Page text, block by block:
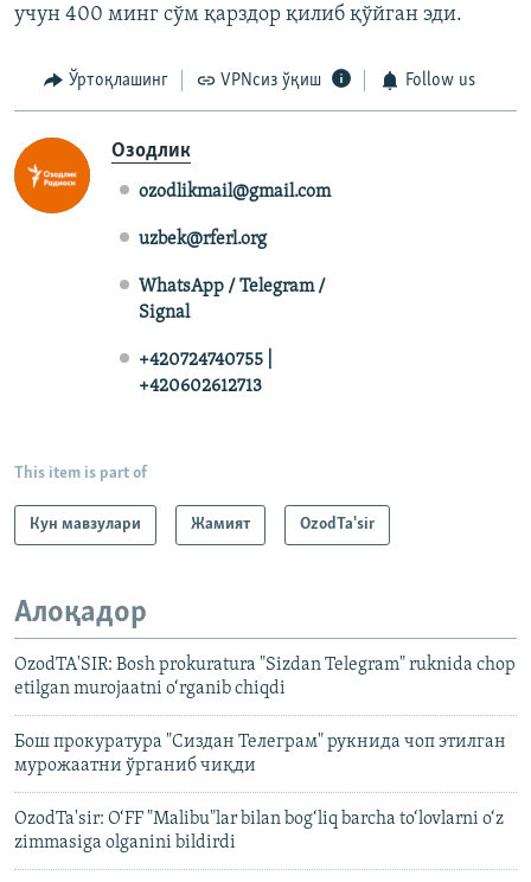
учун 400 минг сўм қарздор қилиб қўйган эди.
Ўртоқлашинг VPNсиз ўқиш Follow us
Озодлик
ozodlikmail@gmail.com
uzbek@rferl.org
WhatsApp / Telegram /
Signal
+420724740755 |
+420602612713
This item is part of
Кун мавзулари Жамият OzodTa'sir
Алоқадор
OzodTA'SIR: Bosh prokuratura "Sizdan Telegram" ruknida chop
etilgan murojaatni o‘rganib chiqdi
Бош прокуратура "Сиздан Телеграм" рукнида чоп этилган
мурожаатни ўрганиб чиқди
OzodTa'sir: O‘FF "Malibu"lar bilan bog‘liq barcha to‘lovlarni o‘z
zimmasiga olganini bildirdi